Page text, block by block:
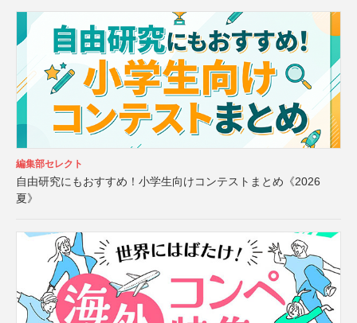
編集部セレクト
自由研究にもおすすめ！小学生向けコンテストまとめ《2026
夏》